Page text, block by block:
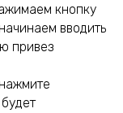
кнопку
вводить
привез